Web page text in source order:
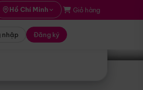
Hồ Chí Minh Giỏ hàng
nhập Đăng ký
Tìm tour